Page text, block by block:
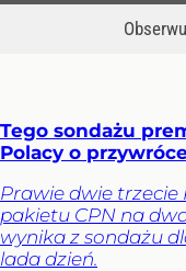
Tego sondażu
Polacy o
Prawie dwie
pakietu CPN na
wynika z sondażu
lada dzień.